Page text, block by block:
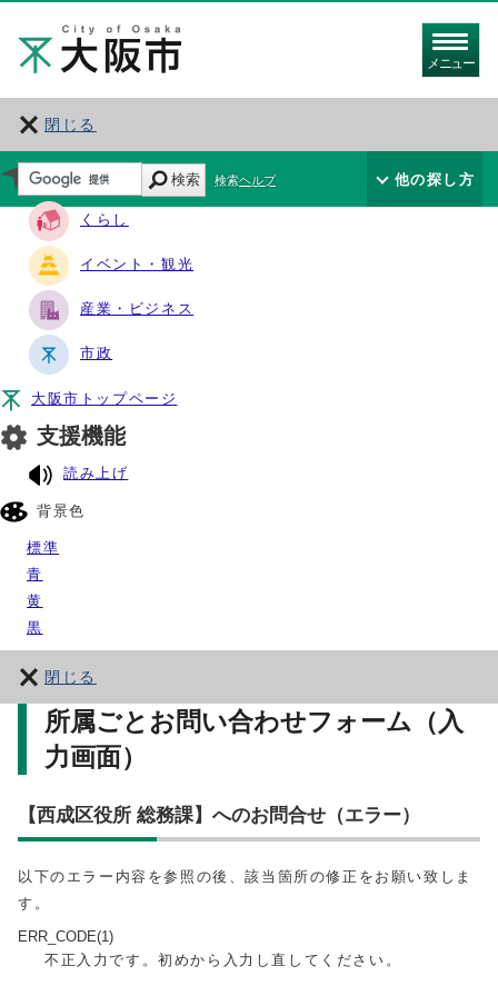
メニュー
閉じる
サイト・ナビ
くらし
イベント・観光
産業・ビジネス
市政
大阪市トップページ
支援機能
読み上げ
背景色
標準
青
黄
黒
閉じる
検索 検索ヘルプ 他の探し方
所属ごとお問い合わせフォーム（入
力画面）
【西成区役所 総務課】へのお問合せ（エラー）
以下のエラー内容を参照の後、該当箇所の修正をお願い致しま
す。
ERR_CODE(1)
不正入力です。初めから入力し直してください。